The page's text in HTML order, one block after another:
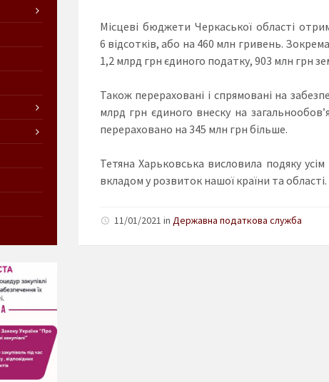
Місцеві бюджети Черкаської області
6 відсотків, або на 460 млн гривень.
1,2 млрд грн єдиного податку, 903 млн грн
Також перераховані і спрямовані на
млрд грн єдиного внеску на
перераховано на 345 млн грн більше.
Тетяна Харьковська висловила подяку
вкладом у розвиток нашої країни та області.
11/01/2021 in Державна податкова служба